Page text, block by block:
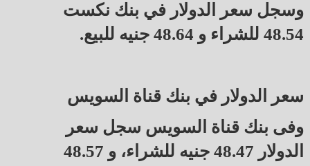
وسجل سعر الدولار في بنك نكست
48.54 للشراء و 48.64 جنيه للبيع.
سعر الدولار في بنك قناة السويس
وفى بنك قناة السويس سجل سعر
الدولار 48.47 جنيه للشراء، و 48.57